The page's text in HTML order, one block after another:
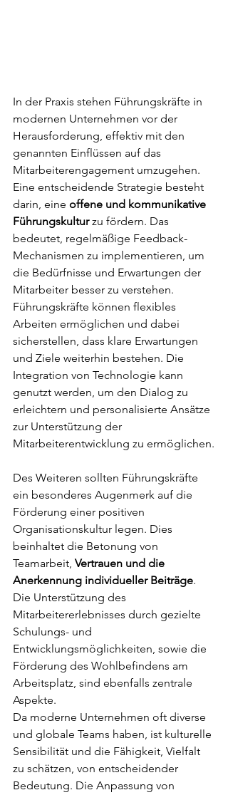
In der Praxis stehen Führungskräfte in
modernen Unternehmen vor der
Herausforderung, effektiv mit den
genannten Einflüssen auf das
Mitarbeiterengagement umzugehen.
Eine entscheidende Strategie besteht
darin, eine offene und kommunikative
Führungskultur zu fördern. Das
bedeutet, regelmäßige Feedback-
Mechanismen zu implementieren, um
die Bedürfnisse und Erwartungen der
Mitarbeiter besser zu verstehen.
Führungskräfte können flexibles
Arbeiten ermöglichen und dabei
sicherstellen, dass klare Erwartungen
und Ziele weiterhin bestehen. Die
Integration von Technologie kann
genutzt werden, um den Dialog zu
erleichtern und personalisierte Ansätze
zur Unterstützung der
Mitarbeiterentwicklung zu ermöglichen.
Des Weiteren sollten Führungskräfte
ein besonderes Augenmerk auf die
Förderung einer positiven
Organisationskultur legen. Dies
beinhaltet die Betonung von
Teamarbeit, Vertrauen und die
Anerkennung individueller Beiträge.
Die Unterstützung des
Mitarbeitererlebnisses durch gezielte
Schulungs- und
Entwicklungsmöglichkeiten, sowie die
Förderung des Wohlbefindens am
Arbeitsplatz, sind ebenfalls zentrale
Aspekte.
Da moderne Unternehmen oft diverse
und globale Teams haben, ist kulturelle
Sensibilität und die Fähigkeit, Vielfalt
zu schätzen, von entscheidender
Bedeutung. Die Anpassung von